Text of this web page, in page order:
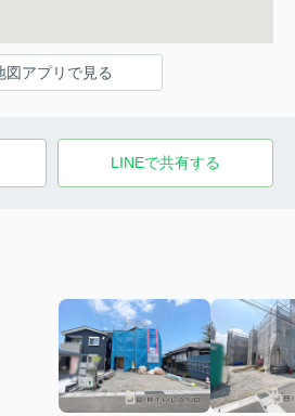
図アプリで見る
LINEで共有する